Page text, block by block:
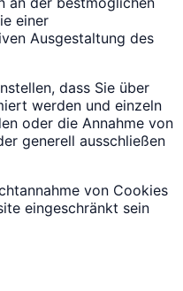
einer
Ausgestaltung des
dass Sie über
werden und einzeln
oder die Annahme von
generell ausschließen
von Cookies
eingeschränkt sein